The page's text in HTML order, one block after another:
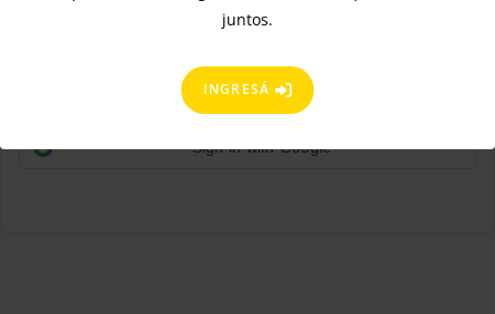
juntos.
INGRESÁ
ACCEDER
¿No tienes una cuenta? Regístrate ahora
Sign in with Google